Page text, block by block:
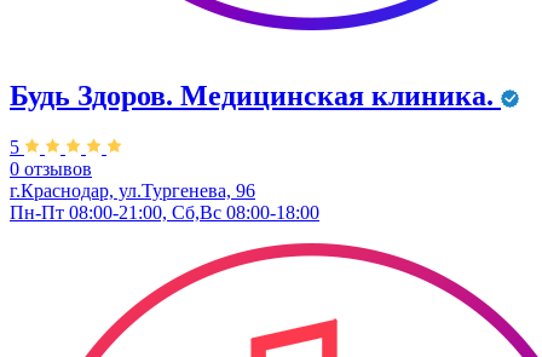
Будь Здоров. Медицинская клиника.
5
0 отзывов
г.Краснодар, ул.Тургенева, 96
Пн-Пт 08:00-21:00, Сб,Вс 08:00-18:00